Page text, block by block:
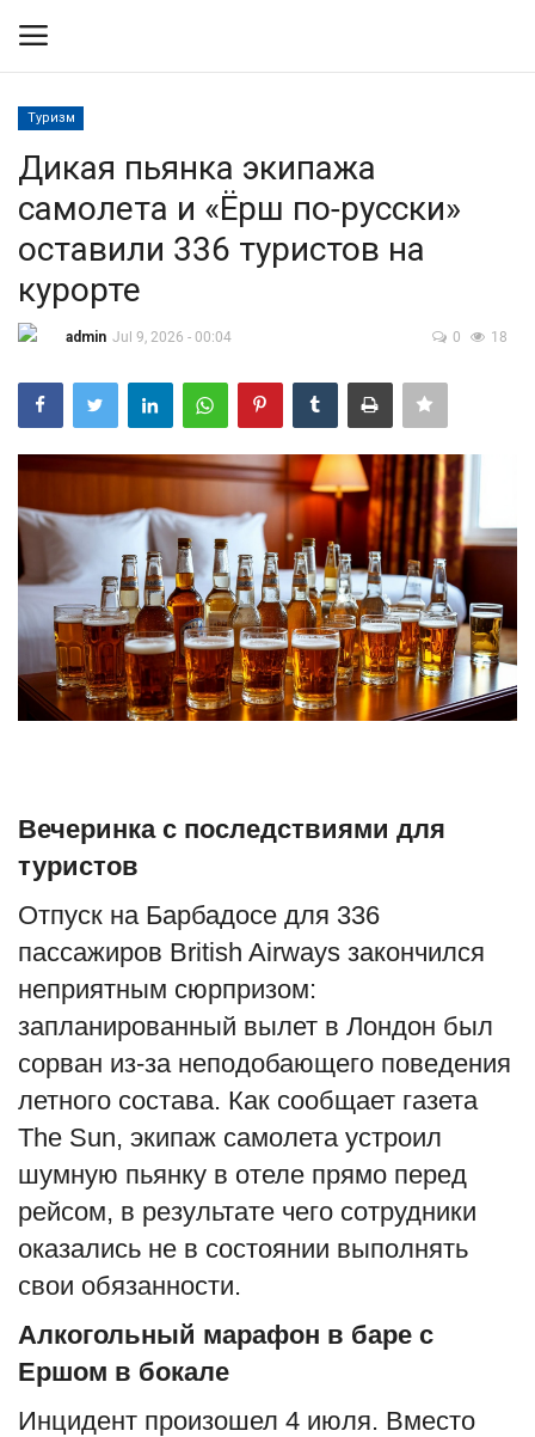
Контакты
Политика
Экономика
Технологии
Спорт
Туризм
Недвижимость
Авто
Образование
Шоу-бизнес
В мире
Россия
Язык
English Русский
Туризм
Дикая пьянка экипажа
самолета и «Ёрш по-русски»
оставили 336 туристов на
курорте
admin Jul 9, 2026 - 00:04 0 18
Вечеринка с последствиями для
туристов
Отпуск на Барбадосе для 336
пассажиров British Airways закончился
неприятным сюрпризом:
запланированный вылет в Лондон был
сорван из-за неподобающего поведения
летного состава. Как сообщает газета
The Sun, экипаж самолета устроил
шумную пьянку в отеле прямо перед
рейсом, в результате чего сотрудники
оказались не в состоянии выполнять
свои обязанности.
Алкогольный марафон в баре с
Ершом в бокале
Инцидент произошел 4 июля. Вместо